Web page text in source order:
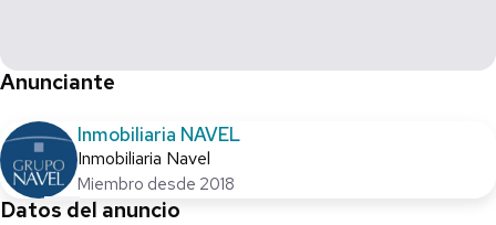
Anunciante
Inmobiliaria NAVEL
Inmobiliaria Navel
Miembro desde 2018
Datos del anuncio